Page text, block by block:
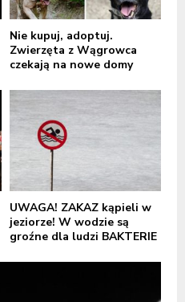
Nie kupuj, adoptuj.
Zwierzęta z Wągrowca
czekają na nowe domy
UWAGA! ZAKAZ kąpieli w
jeziorze! W wodzie są
groźne dla ludzi BAKTERIE